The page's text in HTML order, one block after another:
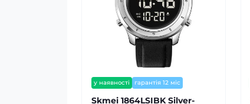
у наявності
гарантія 12 міс
Skmei 1864LSIBK Silver-